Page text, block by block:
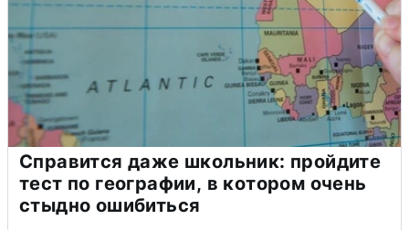
Справится даже школьник: пройдите
тест по географии, в котором очень
стыдно ошибиться